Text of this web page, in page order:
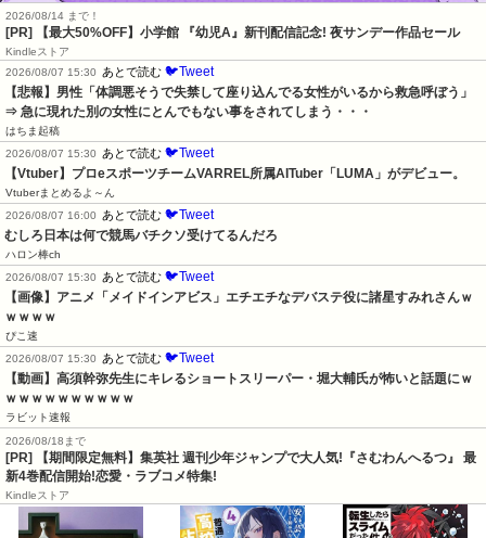
2026/08/14 まで！
[PR] 【最大50%OFF】小学館 『幼児A』新刊配信記念! 夜サンデー作品セール
Kindleストア
2026/08/07 15:30
あとで読む 🐦Tweet
【悲報】男性「体調悪そうで失禁して座り込んでる女性がいるから救急呼ぼう」
⇒ 急に現れた別の女性にとんでもない事をされてしまう・・・
はちま起稿
2026/08/07 15:30
あとで読む 🐦Tweet
【Vtuber】プロeスポーツチームVARREL所属AITuber「LUMA」がデビュー。
Vtuberまとめるよ～ん
2026/08/07 16:00
あとで読む 🐦Tweet
むしろ日本は何で競馬バチクソ受けてるんだろ
ハロン棒ch
2026/08/07 15:30
あとで読む 🐦Tweet
【画像】アニメ「メイドインアビス」エチエチなデバステ役に諸星すみれさんｗ
ｗｗｗｗ
ぴこ速
2026/08/07 15:30
あとで読む 🐦Tweet
【動画】高須幹弥先生にキレるショートスリーパー・堀大輔氏が怖いと話題にｗ
ｗｗｗｗｗｗｗｗｗｗ
ラビット速報
2026/08/18まで
[PR] 【期間限定無料】集英社 週刊少年ジャンプで大人気!『さむわんへるつ』 最
新4巻配信開始!恋愛・ラブコメ特集!
Kindleストア